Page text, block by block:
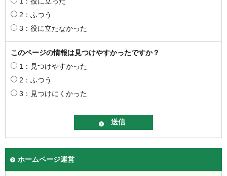
2：ふつう
3：役に立たなかった
このページの情報は見つけやすかったですか？
1：見つけやすかった
2：ふつう
3：見つけにくかった
ホームページ運営